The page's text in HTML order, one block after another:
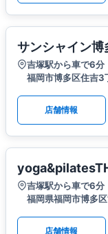
サンシャイン博
吉塚駅から車で6分
福岡市博多区住吉3
店舗情報
吉塚駅から車で6分
福岡県福岡市博多
店舗情報